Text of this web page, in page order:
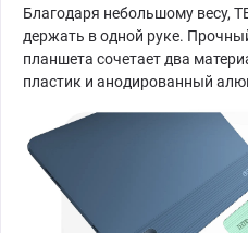
Благодаря небольшому весу,
держать в одной руке.
планшета сочетает два
пластик и анодированный